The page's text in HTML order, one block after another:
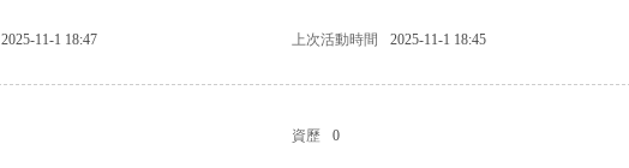
2025-11-1 18:47 上次活動時間
2025-11-1 18:45
資歷
0